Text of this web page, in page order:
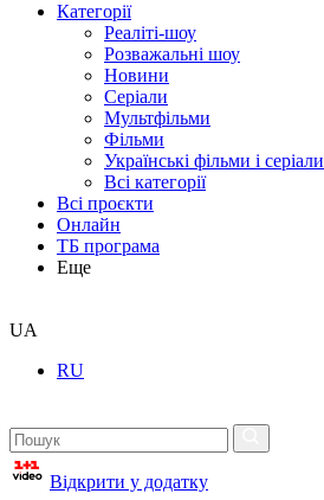
Категорії
Реаліті-шоу
Розважальні шоу
Новини
Серіали
Мультфільми
Фільми
Українські фільми і серіали
Всі категорії
Всі проєкти
Онлайн
ТБ програма
Еще
UA
RU
Відкрити у додатку